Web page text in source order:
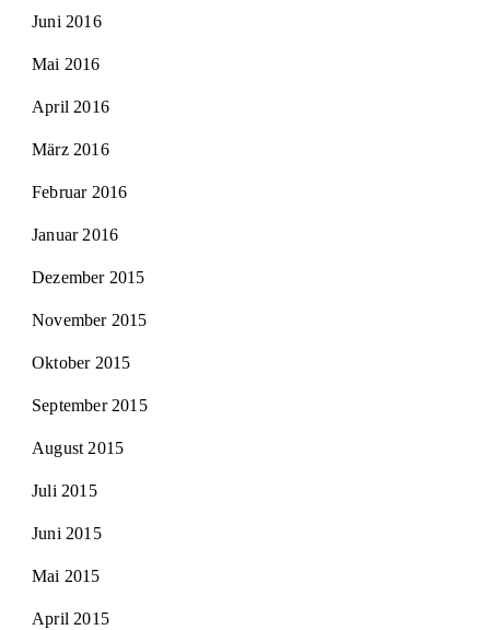
Juni 2016
Mai 2016
April 2016
März 2016
Februar 2016
Januar 2016
Dezember 2015
November 2015
Oktober 2015
September 2015
August 2015
Juli 2015
Juni 2015
Mai 2015
April 2015